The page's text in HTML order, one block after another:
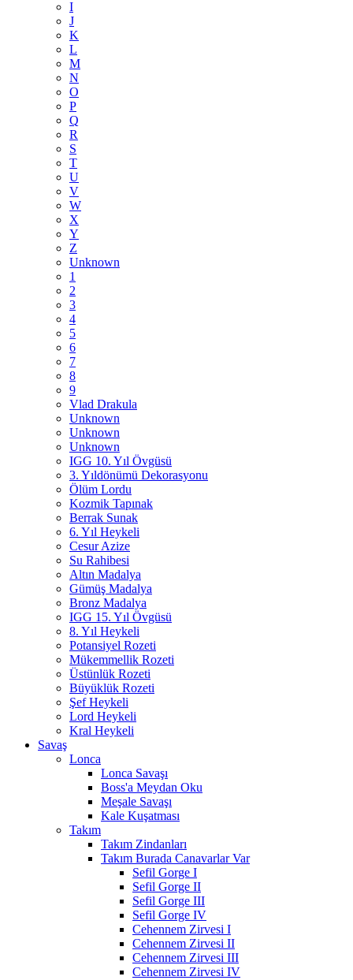
I
J
K
L
M
N
O
P
Q
R
S
T
U
V
W
X
Y
Z
Unknown
1
2
3
4
5
6
7
8
9
Vlad Drakula
Unknown
Unknown
Unknown
IGG 10. Yıl Övgüsü
3. Yıldönümü Dekorasyonu
Ölüm Lordu
Kozmik Tapınak
Berrak Sunak
6. Yıl Heykeli
Cesur Azize
Su Rahibesi
Altın Madalya
Gümüş Madalya
Bronz Madalya
IGG 15. Yıl Övgüsü
8. Yıl Heykeli
Potansiyel Rozeti
Mükemmellik Rozeti
Üstünlük Rozeti
Büyüklük Rozeti
Şef Heykeli
Lord Heykeli
Kral Heykeli
Savaş
Lonca
Lonca Savaşı
Boss'a Meydan Oku
Meşale Savaşı
Kale Kuşatması
Takım
Takım Zindanları
Takım Burada Canavarlar Var
Sefil Gorge I
Sefil Gorge II
Sefil Gorge III
Sefil Gorge IV
Cehennem Zirvesi I
Cehennem Zirvesi II
Cehennem Zirvesi III
Cehennem Zirvesi IV